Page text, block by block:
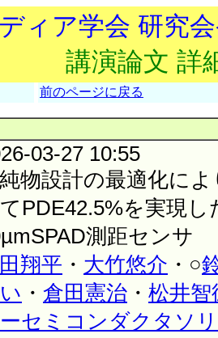
ィア学会 研究
講演論文 詳
前のページに戻る
03-27 10:55
物設計の最適化に
PDE42.5%を実現し
測距センサ
翔平 ・ 大竹悠介 ・○
・ 倉田憲治 ・ 松井智
セミコンダクタソ